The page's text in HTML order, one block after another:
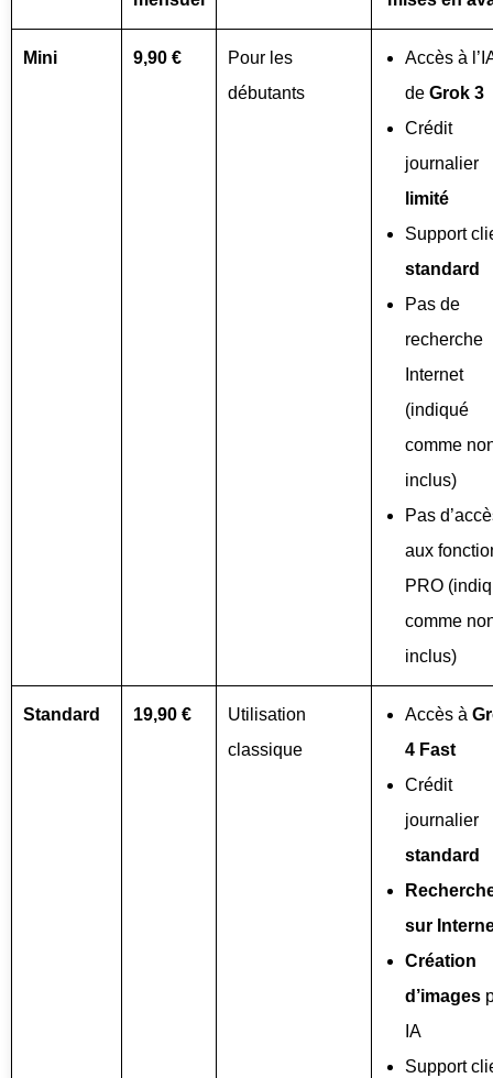
Mini 9,90 €
Pour les
débutants
Accès à
de Grok 3
Crédit
journalier
limité
Support
standard
Pas de
recherche
Internet
(indiqué
comme
inclus)
Pas
aux
PRO
comme
inclus)
Standard 19,90 €
Utilisation
classique
Accès à
4 Fast
Crédit
journalier
standard
sur
Création
d’images
IA
Support